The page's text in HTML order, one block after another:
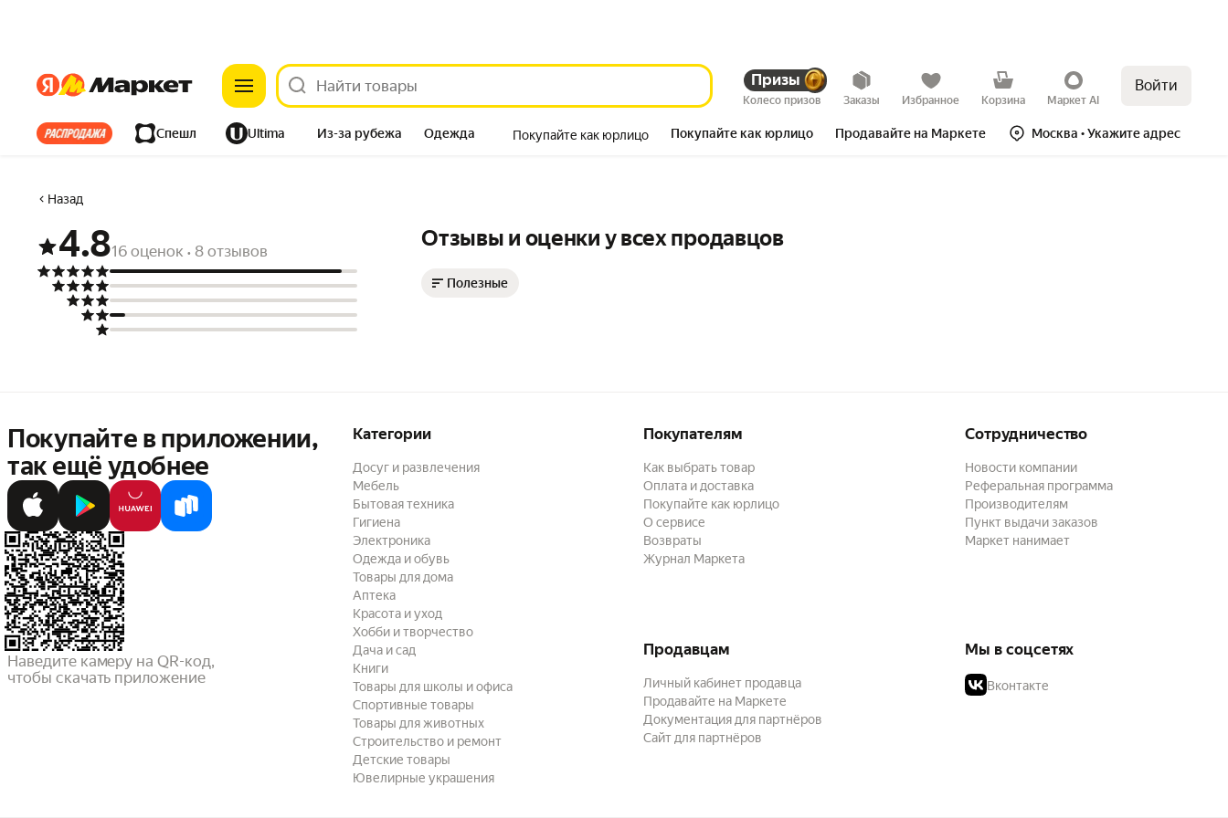
ЯндексЯндекс Призы
Колесо призов Заказы Избранное Корзина Маркет AI
Войти
Все хиты Спешл Ultima Из-за рубежа Одежда Покупайте как юрлицо Покупайте как юрлицо Продавайте на Маркете Москва • Укажите адрес
Назад
4.816 оценок • 8 отзывов Отзывы и оценки у всех продавцов
Полезные
Покупайте в приложении,
так ещё удобнее
Наведите камеру на QR-код,
чтобы скачать приложение
Категории
Досуг и развлечения
Мебель
Бытовая техника
Гигиена
Электроника
Одежда и обувь
Товары для дома
Аптека
Красота и уход
Хобби и творчество
Дача и сад
Книги
Товары для школы и офиса
Спортивные товары
Товары для животных
Строительство и ремонт
Детские товары
Ювелирные украшения
Покупателям
Как выбрать товар
Оплата и доставка
Покупайте как юрлицо
О сервисе
Возвраты
Журнал Маркета
Сотрудничество
Новости компании
Реферальная программа
Производителям
Пункт выдачи заказов
Маркет нанимает
Продавцам
Личный кабинет продавца
Продавайте на Маркете
Документация для партнёров
Сайт для партнёров
Мы в соцсетях
Вконтакте